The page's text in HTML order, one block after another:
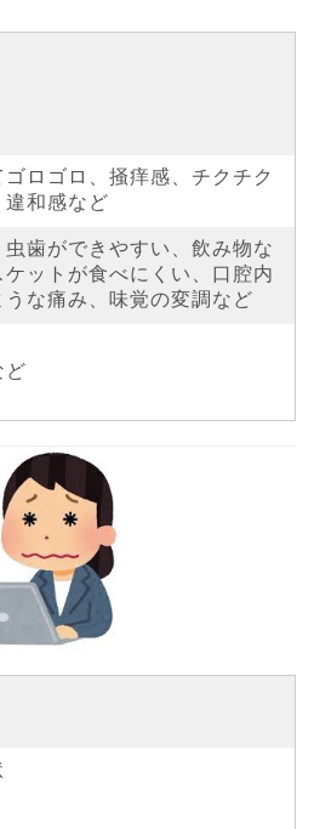
ロゴロ、掻痒感、チクチク
和感など
虫歯ができやすい、飲み物な
ケットが食べにくい、口腔内
な痛み、味覚の変調など
ど